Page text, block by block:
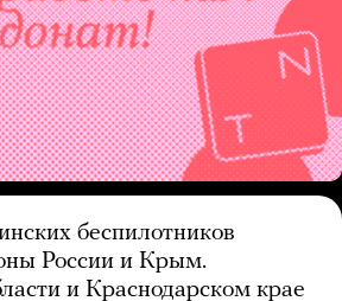
беспилотников
России и Крым.
и Краснодарском крае